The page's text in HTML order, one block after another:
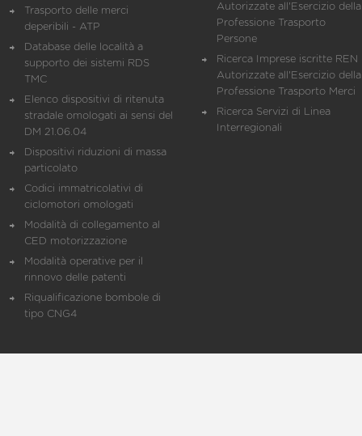
Trasporto delle merci
deperibili - ATP
Database delle località a
supporto dei sistemi RDS
TMC
Elenco dispositivi di ritenuta
stradale omologati ai sensi del
DM 21.06.04
Dispositivi riduzioni di massa
particolato
Codici immatricolativi di
ciclomotori omologati
Modalità di collegamento al
CED motorizzazione
Modalità operative per il
rinnovo delle patenti
Riqualificazione bombole di
tipo CNG4
Autorizzate all'Esercizio della
Professione Trasporto
Persone
Ricerca Imprese iscritte REN
Autorizzate all'Esercizio della
Professione Trasporto Merci
Ricerca Servizi di Linea
Interregionali